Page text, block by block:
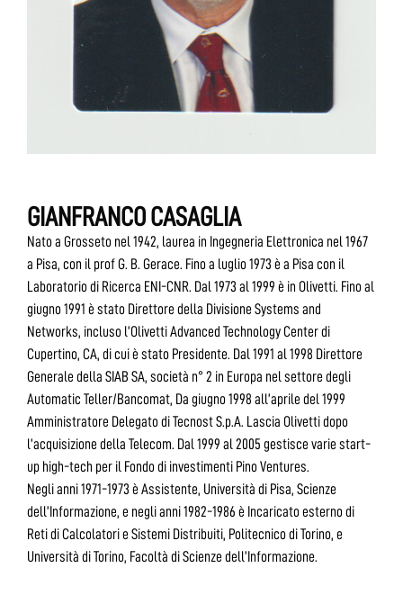
GIANFRANCO CASAGLIA
Nato a Grosseto nel 1942, laurea in Ingegneria Elettronica nel 1967
a Pisa, con il prof G. B. Gerace. Fino a luglio 1973 è a Pisa con il
Laboratorio di Ricerca ENI-CNR. Dal 1973 al 1999 è in Olivetti. Fino al
giugno 1991 è stato Direttore della Divisione Systems and
Networks, incluso l’Olivetti Advanced Technology Center di
Cupertino, CA, di cui è stato Presidente. Dal 1991 al 1998 Direttore
Generale della SIAB SA, società n° 2 in Europa nel settore degli
Automatic Teller/Bancomat, Da giugno 1998 all’aprile del 1999
Amministratore Delegato di Tecnost S.p.A. Lascia Olivetti dopo
l’acquisizione della Telecom. Dal 1999 al 2005 gestisce varie start-
up high-tech per il Fondo di investimenti Pino Ventures.
Negli anni 1971-1973 è Assistente, Università di Pisa, Scienze
dell’Informazione, e negli anni 1982-1986 è Incaricato esterno di
Reti di Calcolatori e Sistemi Distribuiti, Politecnico di Torino, e
Università di Torino, Facoltà di Scienze dell’Informazione.